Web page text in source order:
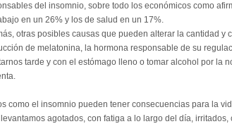
del insomnio, sobre todo los económicos como
en un 26% y los de salud en un 17%.
otras posibles causas que pueden alterar la cantidad y
de melatonina, la hormona responsable de su
tarde y con el estómago lleno o tomar alcohol por la
como el insomnio pueden tener consecuencias para la
levantamos agotados, con fatiga a lo largo del día,